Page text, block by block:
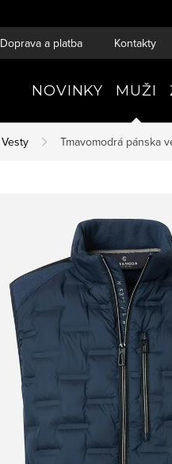
Doprava a platba Kontakty
NOVINKY MUŽI
Vesty Tmavomodrá pánska